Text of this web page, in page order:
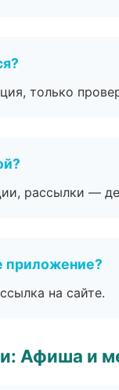
только
рассылки —
приложение?
на сайте.
Афиша и